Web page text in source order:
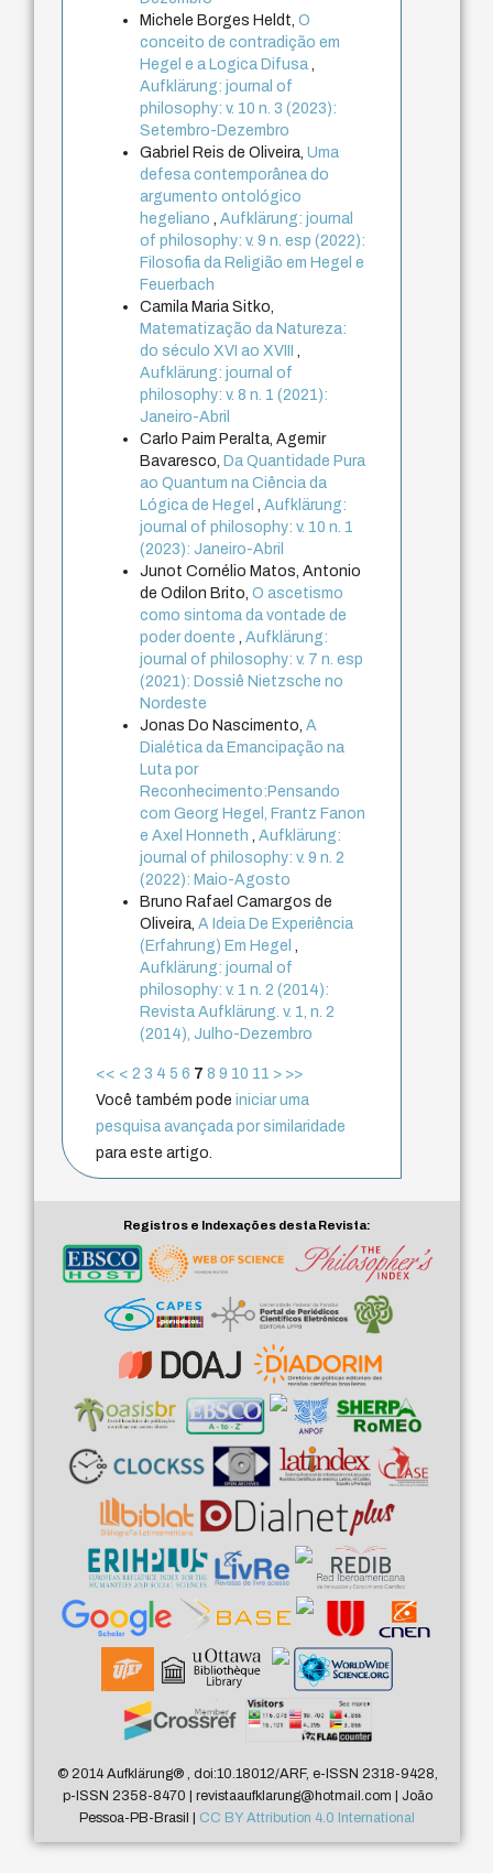
Michele Borges Heldt,O
conceito de contradição em
Hegel e a Logica Difusa
Aufklärung: journal of
philosophy: v. 10 n. 3 (2023):
Setembro-Dezembro
Gabriel Reis de Oliveira,Uma
defesa contemporânea do
argumento ontológico
hegeliano
,Aufklärung: journal
of philosophy: v. 9 n. esp (2022):
Filosofia da Religião em Hegel e
Feuerbach
Camila Maria Sitko,
Matematização da Natureza:
do século XVI ao XVIII
Aufklärung: journal of
philosophy: v. 8 n. 1 (2021):
Janeiro-Abril
Carlo Paim Peralta, Agemir
Bavaresco, Da Quantidade Pura
ao Quantum na Ciência da
Lógica de Hegel
,Aufklärung:
journal of philosophy: v. 10 n. 1
(2023): Janeiro-Abril
Junot Cornélio Matos, Antonio
de Odilon Brito,O ascetismo
como sintoma da vontade de
poder doente
,Aufklärung:
journal of philosophy: v. 7 n. esp
(2021): Dossiê Nietzsche no
Nordeste
Jonas Do Nascimento,A
Dialética da Emancipação na
Luta por
Reconhecimento:Pensando
com Georg Hegel, Frantz Fanon
e Axel Honneth
,Aufklärung:
journal of philosophy: v. 9 n. 2
(2022): Maio-Agosto
Bruno Rafael Camargos de
Oliveira,A Ideia De Experiência
(Erfahrung) Em Hegel
Aufklärung: journal of
philosophy: v. 1 n. 2 (2014):
Revista Aufklärung. v. 1, n. 2
(2014), Julho-Dezembro
<< < 2 3 4 5 6 7 8 9 10 11 > >>
Você também podeiniciar uma
pesquisa avançada por similaridade
para este artigo.
Registros e Indexações desta Revista:
© 2014 Aufklärung®, doi:10.18012/ARF, e-ISSN 2318-9428,
p-ISSN 2358-8470 | revistaaufklarung@hotmail.com | João
Pessoa-PB-Brasil | CC BY Attribution 4.0 International